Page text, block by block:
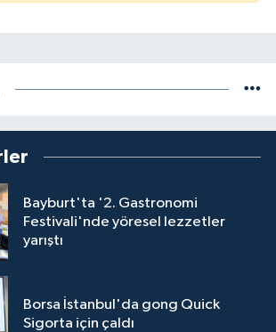
Bayburt'ta '2. Gastronomi
Festivali'nde yöresel lezzetler
yarıştı
Borsa İstanbul'da gong Quick
Sigorta için çaldı